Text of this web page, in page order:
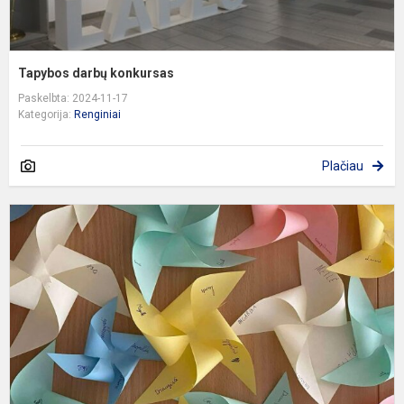
Tapybos darbų konkursas
Paskelbta: 2024-11-17
Kategorija: Renginiai
Plačiau